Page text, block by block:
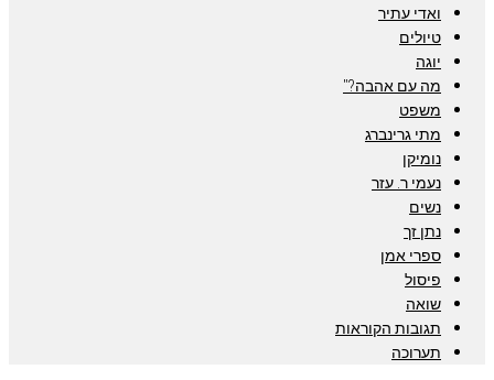
ואדי עתיר
טיולים
יוגה
מה עם אהבה?"
משפט
מתי גרינברג
נומיקן
נעמי ר. עזר
נשים
נתן זך
ספרי אמן
פיסול
שואה
תגובות הקוראות
תערוכה